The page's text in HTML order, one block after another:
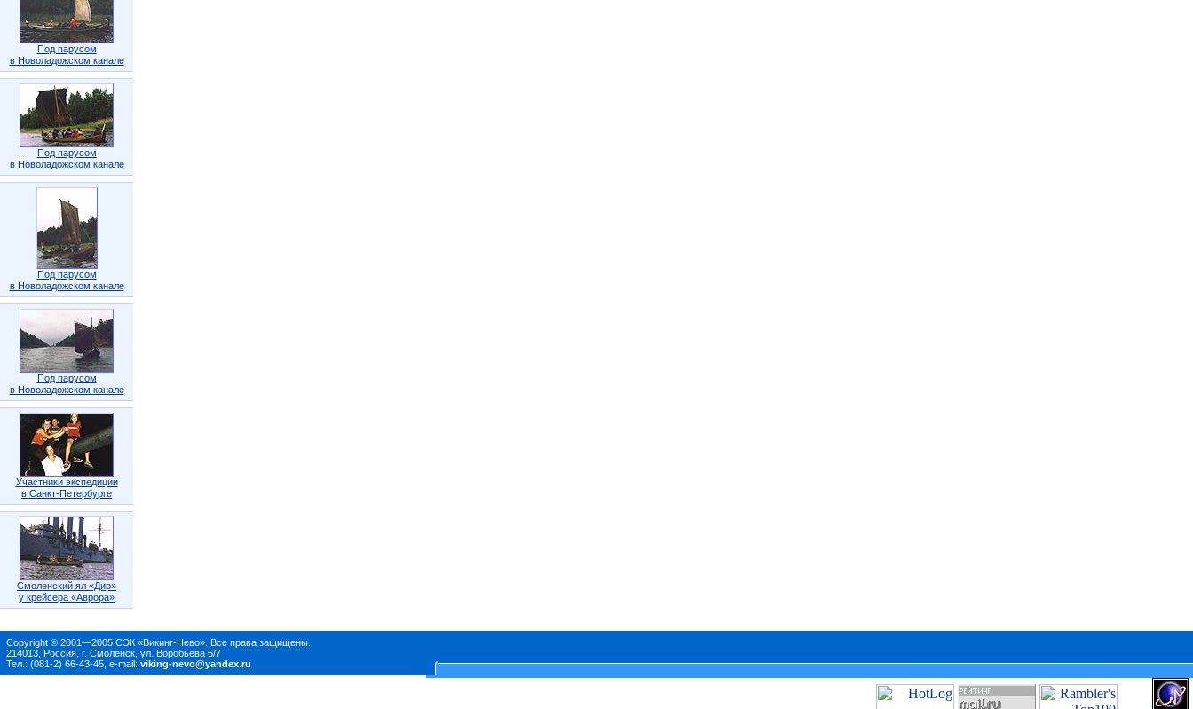
Под парусом
в Новоладожском канале
Под парусом
в Новоладожском канале
Под парусом
в Новоладожском канале
Под парусом
в Новоладожском канале
Участники экспедиции
в Санкт-Петербурге
Смоленский ял «Дир»
у крейсера «Аврора»
Copyright © 2001—2005 СЭК «Викинг-Нево». Все права защищены.
214013, Россия, г. Смоленск, ул. Воробьева 6/7
Тел.: (081-2) 66-43-45, e-mail: viking-nevo@yandex.ru